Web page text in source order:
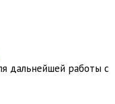
дальнейшей работы с